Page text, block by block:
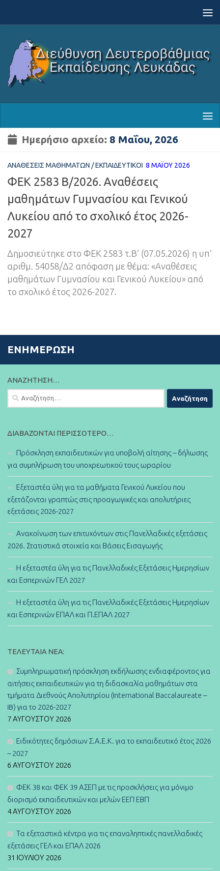
Ημερήσιο αρχείο: 8 Μαΐου, 2026
ΑΝΑΘΈΣΕΙΣ ΜΑΘΗΜΆΤΩΝ /ΕΚΠΑΙΔΕΥΤΙΚΟΊ 8 ΜΑΪ́ΟΥ 2026
ΦΕΚ 2583 Β/2026. Αναθέσεις
μαθημάτων Γυμνασίου και Γενικού
Λυκείου από το σχολικό έτος 2026-
2027
Δημοσιεύτηκε στο ΦΕΚ 2583 τ.Β’ (07.05.2026) η υπ’
αριθμ. 54058/Δ2 απόφαση με θέμα: «Αναθέσεις
μαθημάτων Γυμνασίου και Γενικού Λυκείου» από
το σχολικό έτος 2026-2027.
ΕΝΗΜΈΡΩΣΗ
ΑΝΑΖΉΤΗΣΗ…
Αναζήτηση
για:
ΔΙΑΒΆΖΟΝΤΑΙ ΠΕΡΙΣΣΌΤΕΡΟ…
Πρόσκληση εκπαιδευτικών για υποβολή αίτησης – δήλωσης
για συμπλήρωση του υποχρεωτικού τους ωραρίου
Εξεταστέα ύλη για τα μαθήματα Γενικού Λυκείου που
εξετάζονται γραπτώς στις προαγωγικές και απολυτήριες
εξετάσεις 2026-2027
Ανακοίνωση των επιτυχόντων στις Πανελλαδικές εξετάσεις
2026. Στατιστικά στοιχεία και Βάσεις Εισαγωγής
Η εξεταστέα ύλη για τις Πανελλαδικές Εξετάσεις Ημερησίων
και Εσπερινών ΓΕΛ 2027
Η εξεταστέα ύλη για τις Πανελλαδικές Εξετάσεις Ημερησίων
και Εσπερινών ΕΠΑΛ και Π.ΕΠΑΛ 2027
ΤΕΛΕΥΤΑΊΑ ΝΈΑ:
Συμπληρωματική πρόσκληση εκδήλωσης ενδιαφέροντος για
αιτήσεις εκπαιδευτικών για τη διδασκαλία μαθημάτων στα
τμήματα Διεθνούς Απολυτηρίου (International Baccalaureate –
IB) για το 2026-2027
7 ΑΥΓΟΎΣΤΟΥ 2026
Ειδικότητες δημόσιων Σ.Α.Ε.Κ. για το εκπαιδευτικό έτος 2026
– 2027
6 ΑΥΓΟΎΣΤΟΥ 2026
ΦΕΚ 38 και ΦΕΚ 39 ΑΣΕΠ με τις προσκλήσεις για μόνιμο
διορισμό εκπαιδευτικών και μελών ΕΕΠ ΕΒΠ
4 ΑΥΓΟΎΣΤΟΥ 2026
Τα εξεταστικά κέντρα για τις επαναληπτικές πανελλαδικές
εξετάσεις ΓΕΛ και ΕΠΑΛ 2026
31 ΙΟΥΛΊΟΥ 2026